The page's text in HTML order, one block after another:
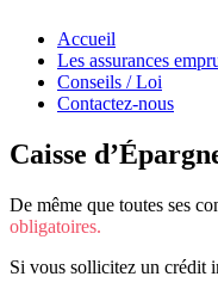
Accueil
Les assurances
Conseils / Loi
Contactez-nous
Caisse
De même que toutes ses
obligatoires.
Si vous sollicitez un crédit